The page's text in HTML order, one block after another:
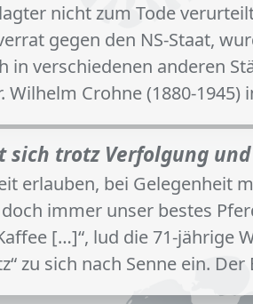
nicht zum Tode
gegen den NS-Staat,
in verschiedenen anderen
Wilhelm Crohne (1880-
sich trotz Verfolgung
erlauben, bei Gelegenheit
immer unser bestes
[…]“, lud die 71-jährige
zu sich nach Senne ein.